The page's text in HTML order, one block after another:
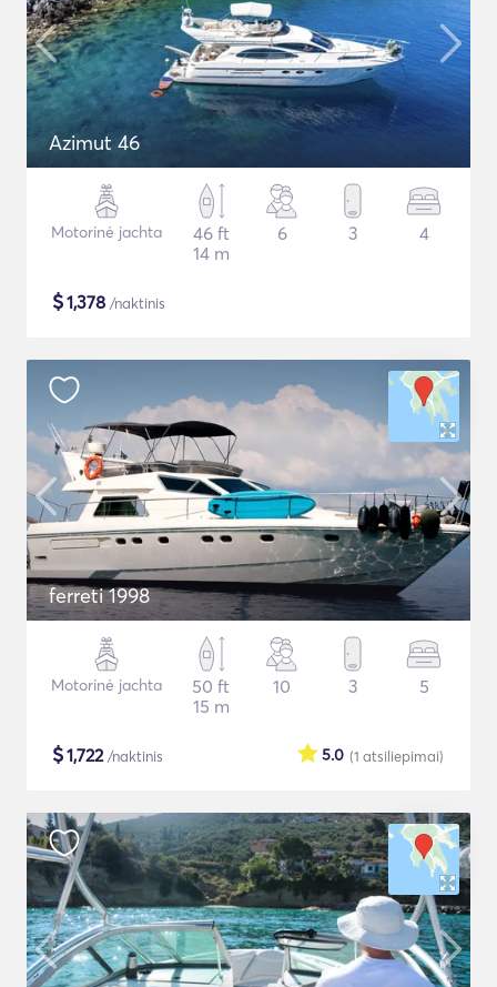
Azimut 46
Motorinė jachta
46 ft
14 m
6 3 4
$1,378 /naktinis
ferreti 1998
Motorinė jachta
50 ft
15 m
10 3 5
$1,722/naktinis (1 atsiliepimai)
5.0